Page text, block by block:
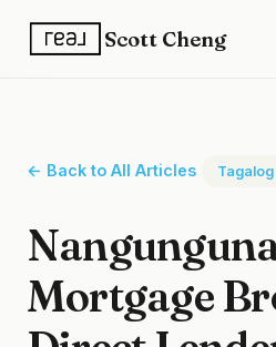
Scott Cheng
← Back to All Articles
Mortgage